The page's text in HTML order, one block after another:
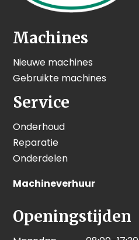
Machines
Nieuwe machines
Gebruikte machines
Service
Onderhoud
Reparatie
Onderdelen
Machineverhuur
Openingstijden